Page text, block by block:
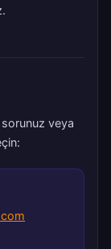
sorunuz veya